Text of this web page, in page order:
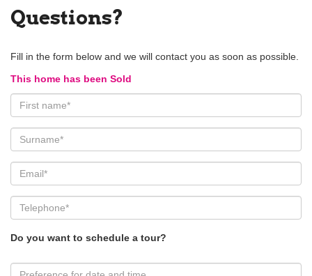
Questions?
Fill in the form below and we will contact you as soon as possible.
This home has been Sold
Do you want to schedule a tour?